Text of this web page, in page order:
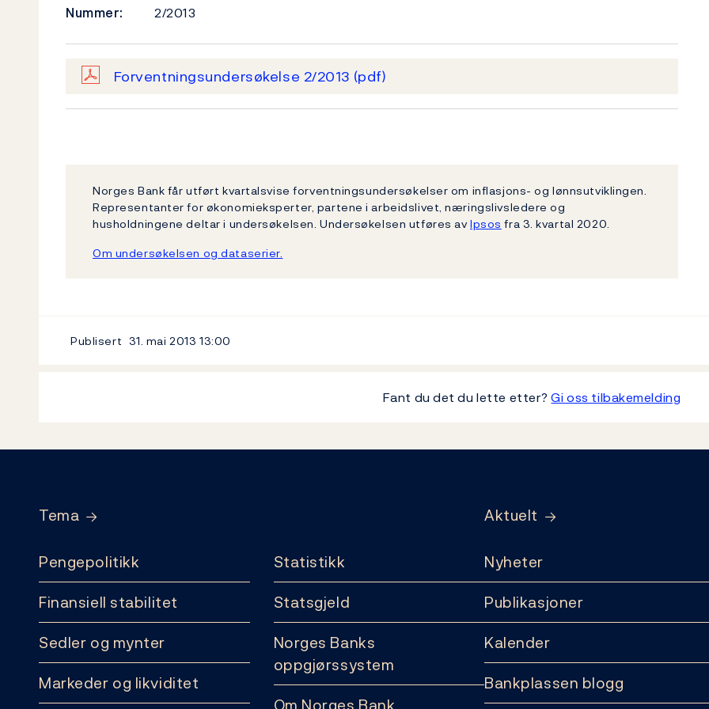
Nummer:
2/2013
Forventningsundersøkelse 2/2013 (pdf)
Norges Bank får utført kvartalsvise forventningsundersøkelser om inflasjons- og lønnsutviklingen.
Representanter for økonomieksperter, partene i arbeidslivet, næringslivsledere og
husholdningene deltar i undersøkelsen. Undersøkelsen utføres avIpsos fra 3. kvartal 2020.
Om undersøkelsen og dataserier.
Publisert 31. mai 2013 13:00
Fant du det du lette etter?Gi oss tilbakemelding
Tema
Pengepolitikk
Finansiell stabilitet
Sedler og mynter
Markeder og likviditet
Statistikk
Statsgjeld
Norges Banks
oppgjørssystem
Aktuelt
Nyheter
Publikasjoner
Kalender
Bankplassen blogg